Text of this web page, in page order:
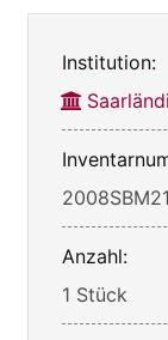
Institution:
Anzahl:
1 Stück